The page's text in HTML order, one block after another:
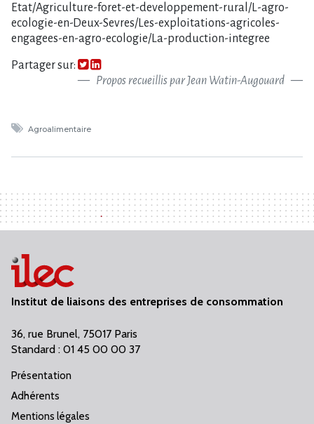
Etat/Agriculture-foret-et-developpement-rural/L-agro-
ecologie-en-Deux-Sevres/Les-exploitations-agricoles-
engagees-en-agro-ecologie/La-production-integree
Partager sur:
Propos recueillis par Jean Watin-Augouard
Agroalimentaire
Institut de liaisons des entreprises de consommation
36, rue Brunel, 75017 Paris
Standard : 01 45 00 00 37
Présentation
Adhérents
Mentions légales